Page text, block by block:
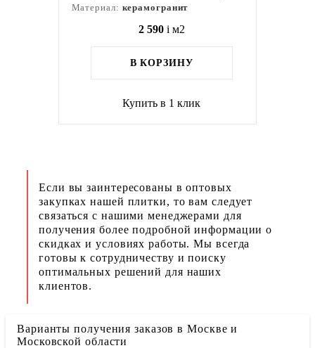
Материал: керамогранит
2 590 i м2
В КОРЗИНУ
Купить в 1 клик
Если вы заинтересованы в оптовых
закупках нашей плитки, то вам следует
связаться с нашими менеджерами для
получения более подробной информации о
скидках и условиях работы. Мы всегда
готовы к сотрудничеству и поиску
оптимальных решений для наших
клиентов.
Варианты получения заказов в Москве и
Московской области